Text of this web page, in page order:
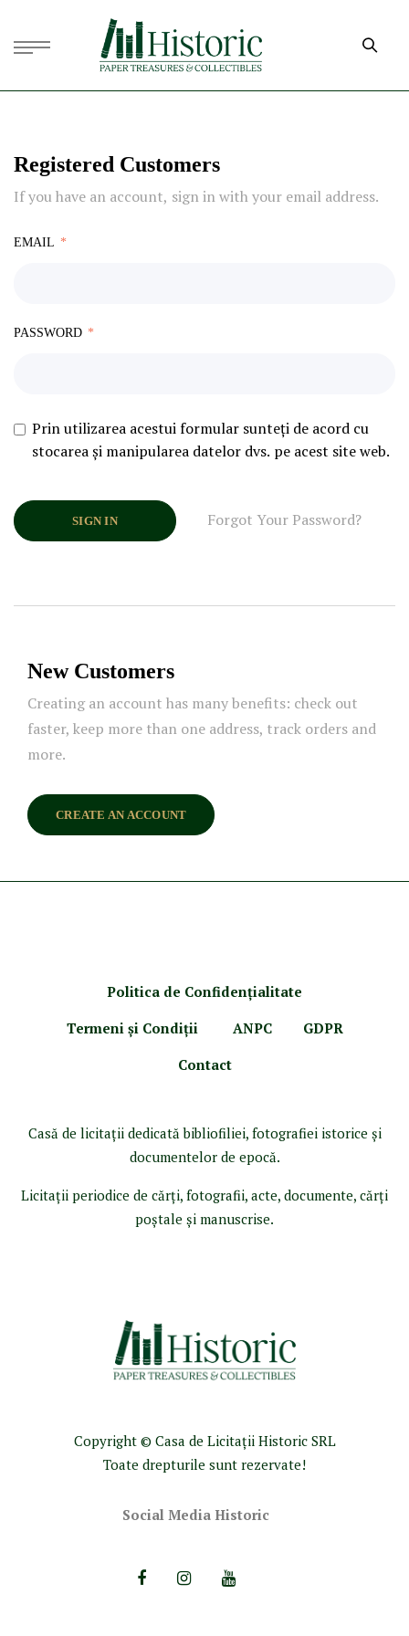
Registered Customers
If you have an account, sign in with your email address.
EMAIL
PASSWORD
Prin utilizarea acestui formular sunteți de acord cu
stocarea și manipularea datelor dvs. pe acest site web.
SIGN IN Forgot Your Password?
New Customers
Creating an account has many benefits: check out
faster, keep more than one address, track orders and
more.
CREATE AN ACCOUNT
Politica de Confidenţialitate
Termeni şi Condiţii
ANPC
GDPR
Contact
Casă de licitaţii dedicată bibliofiliei, fotografiei istorice şi
documentelor de epocă.
Licitaţii periodice de cărţi, fotografii, acte, documente, cărţi
poştale şi manuscrise.
Copyright © Casa de Licitaţii Historic SRL
Toate drepturile sunt rezervate!
Social Media Historic